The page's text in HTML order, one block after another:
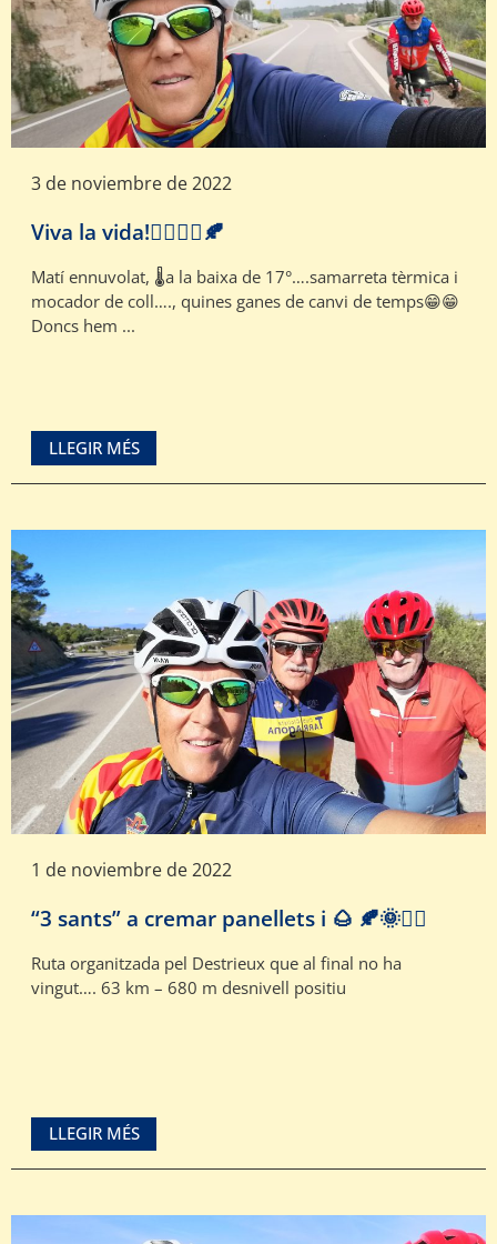
3 de noviembre de 2022
Viva la vida!🚴‍♀️🚴‍♀️🍂
Matí ennuvolat, 🌡️a la baixa de 17°….samarreta tèrmica i
mocador de coll…., quines ganes de canvi de temps😁😁
Doncs hem ...
LLEGIR MÉS
1 de noviembre de 2022
“3 sants” a cremar panellets i 🌰 🍂🌞🚴‍♀️
Ruta organitzada pel Destrieux que al final no ha
vingut…. 63 km – 680 m desnivell positiu
LLEGIR MÉS